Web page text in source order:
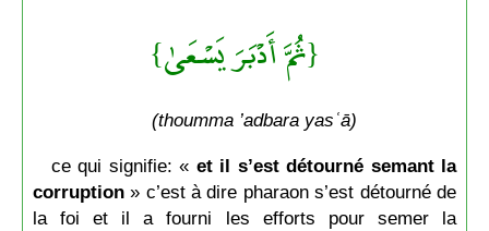
{ثُمَّ أَدْبَرَ يَسْعَىٰ}
(thoumma ’adbara yasʿā)
ce qui signifie: « et il s’est détourné semant la
corruption» c’est à dire pharaon s’est détourné de
la foi et il a fourni les efforts pour semer la